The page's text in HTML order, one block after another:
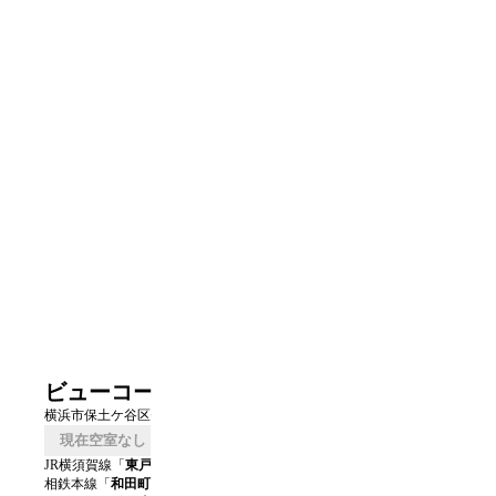
ビューコート仏向
横浜市保土ケ谷区仏向町1037-1ほか
現在空室なし
JR横須賀線 「 東戸塚
相鉄本線 「 和田町